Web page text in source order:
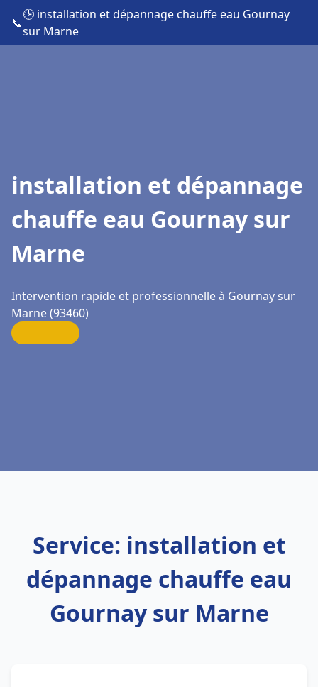
📞
🕒 installation et dépannage chauffe eau Gournay
sur Marne
installation et dépannage
chauffe eau Gournay sur
Marne
Intervention rapide et professionnelle à Gournay sur
Marne (93460)
Service: installation et
dépannage chauffe eau
Gournay sur Marne